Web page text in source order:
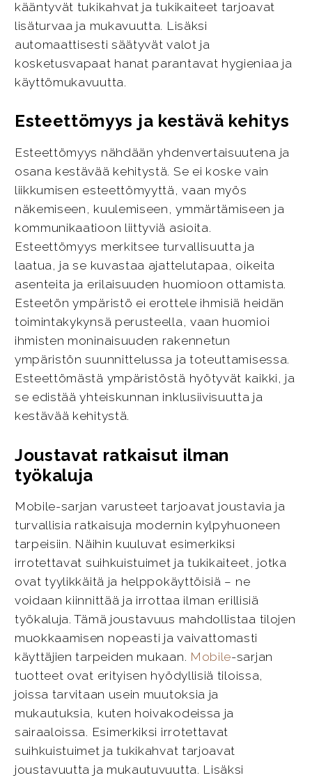
kääntyvät tukikahvat ja tukikaiteet tarjoavat
lisäturvaa ja mukavuutta. Lisäksi
automaattisesti säätyvät valot ja
kosketusvapaat hanat parantavat hygieniaa ja
käyttömukavuutta.
Esteettömyys ja kestävä kehitys
Esteettömyys nähdään yhdenvertaisuutena ja
osana kestävää kehitystä. Se ei koske vain
liikkumisen esteettömyyttä, vaan myös
näkemiseen, kuulemiseen, ymmärtämiseen ja
kommunikaatioon liittyviä asioita.
Esteettömyys merkitsee turvallisuutta ja
laatua, ja se kuvastaa ajattelutapaa, oikeita
asenteita ja erilaisuuden huomioon ottamista.
Esteetön ympäristö ei erottele ihmisiä heidän
toimintakykynsä perusteella, vaan huomioi
ihmisten moninaisuuden rakennetun
ympäristön suunnittelussa ja toteuttamisessa.
Esteettömästä ympäristöstä hyötyvät kaikki, ja
se edistää yhteiskunnan inklusiivisuutta ja
kestävää kehitystä.
Joustavat ratkaisut ilman
työkaluja
Mobile-sarjan varusteet tarjoavat joustavia ja
turvallisia ratkaisuja modernin kylpyhuoneen
tarpeisiin. Näihin kuuluvat esimerkiksi
irrotettavat suihkuistuimet ja tukikaiteet, jotka
ovat tyylikkäitä ja helppokäyttöisiä – ne
voidaan kiinnittää ja irrottaa ilman erillisiä
työkaluja. Tämä joustavuus mahdollistaa tilojen
muokkaamisen nopeasti ja vaivattomasti
käyttäjien tarpeiden mukaan. Mobile-sarjan
tuotteet ovat erityisen hyödyllisiä tiloissa,
joissa tarvitaan usein muutoksia ja
mukautuksia, kuten hoivakodeissa ja
sairaaloissa. Esimerkiksi irrotettavat
suihkuistuimet ja tukikahvat tarjoavat
joustavuutta ja mukautuvuutta. Lisäksi